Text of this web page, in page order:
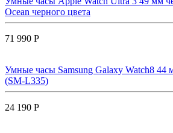
Ocean черного цвета
71 990 Р
Умные часы Samsung Galaxy Watch8 44
(SM-L335)
24 190 Р